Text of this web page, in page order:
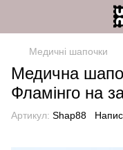
Медичні шапочки
Медична
Фламінго на
Артикул: Shap88